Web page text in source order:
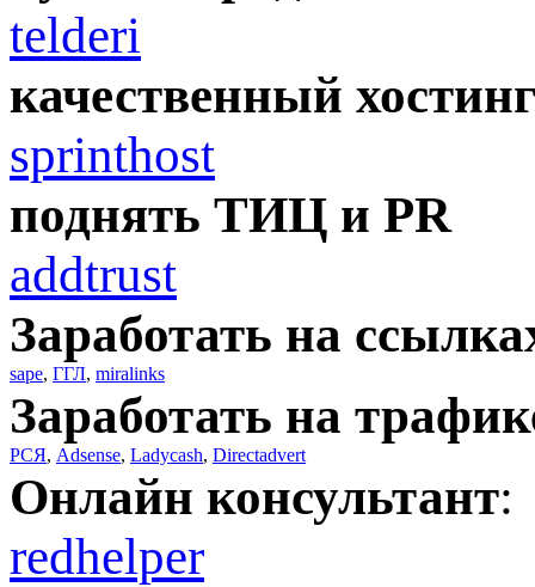
telderi
качественный
sprinthost
поднять ТИЦ и PR
addtrust
Заработать на
sape, ГГЛ, miralinks
Заработать на
РСЯ, Adsense, Ladycash, Directadvert
Онлайн консультант:
redhelper